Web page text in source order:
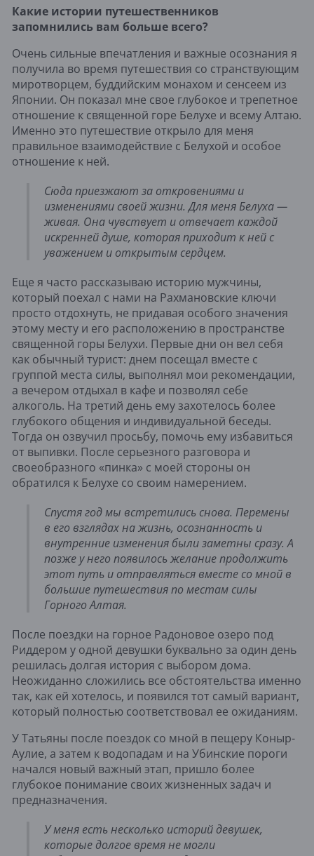
Какие истории путешественников
запомнились вам больше всего?
Очень сильные впечатления и важные осознания я
получила во время путешествия со странствующим
миротворцем, буддийским монахом и сенсеем из
Японии. Он показал мне свое глубокое и трепетное
отношение к священной горе Белухе и всему Алтаю.
Именно это путешествие открыло для меня
правильное взаимодействие с Белухой и особое
отношение к ней.
Сюда приезжают за откровениями и
изменениями своей жизни. Для меня Белуха —
живая. Она чувствует и отвечает каждой
искренней душе, которая приходит к ней с
уважением и открытым сердцем.
Еще я часто рассказываю историю мужчины,
который поехал с нами на Рахмановские ключи
просто отдохнуть, не придавая особого значения
этому месту и его расположению в пространстве
священной горы Белухи. Первые дни он вел себя
как обычный турист: днем посещал вместе с
группой места силы, выполнял мои рекомендации,
а вечером отдыхал в кафе и позволял себе
алкоголь. На третий день ему захотелось более
глубокого общения и индивидуальной беседы.
Тогда он озвучил просьбу, помочь ему избавиться
от выпивки. После серьезного разговора и
своеобразного «пинка» с моей стороны он
обратился к Белухе со своим намерением.
Спустя год мы встретились снова. Перемены
в его взглядах на жизнь, осознанность и
внутренние изменения были заметны сразу. А
позже у него появилось желание продолжить
этот путь и отправляться вместе со мной в
большие путешествия по местам силы
Горного Алтая.
После поездки на горное Радоновое озеро под
Риддером у одной девушки буквально за один день
решилась долгая история с выбором дома.
Неожиданно сложились все обстоятельства именно
так, как ей хотелось, и появился тот самый вариант,
который полностью соответствовал ее ожиданиям.
У Татьяны после поездок со мной в пещеру Коныр-
Аулие, а затем к водопадам и на Убинские пороги
начался новый важный этап, пришло более
глубокое понимание своих жизненных задач и
предназначения.
У меня есть несколько историй девушек,
которые долгое время не могли